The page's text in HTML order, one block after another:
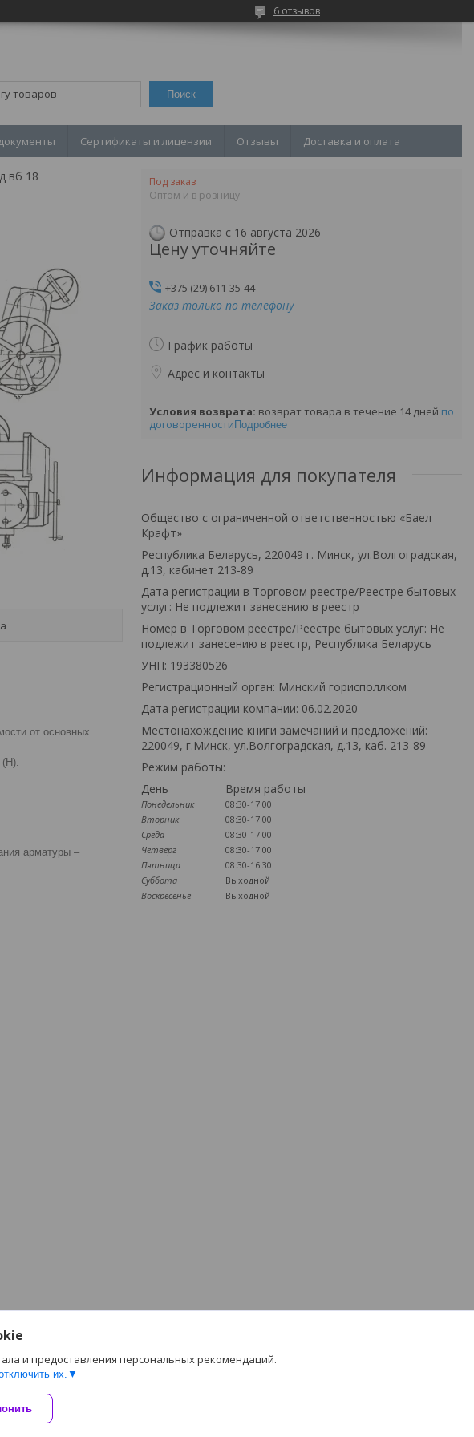
6 отзывов
Поиск
Сертификаты и лицензии Отзывы Доставка и оплата
вб 18
от основных
арматуры –
Под заказ
Оптом и в розницу
Отправка с 16 августа 2026
Цену уточняйте
+375 (29) 611-35-44
Заказ только по телефону
График работы
Адрес и контакты
возврат товара в течение 14 дней по
договоренности Подробнее
Информация для покупателя
Общество с ограниченной ответственностью «Баел
Крафт»
Республика Беларусь, 220049 г. Минск, ул.Волгоградская,
д.13, кабинет 213-89
Дата регистрации в Торговом реестре/Реестре бытовых
услуг: Не подлежит занесению в реестр
Номер в Торговом реестре/Реестре бытовых услуг: Не
подлежит занесению в реестр, Республика Беларусь
УНП: 193380526
Регистрационный орган: Минский горисполлком
Дата регистрации компании: 06.02.2020
Местонахождение книги замечаний и предложений:
220049, г.Минск, ул.Волгоградская, д.13, каб. 213-89
Режим работы:
День
Время работы
Понедельник
08:30-17:00
Вторник
08:30-17:00
Среда
08:30-17:00
Четверг
08:30-17:00
Пятница
08:30-16:30
Суббота
Выходной
Воскресенье
Выходной
и предоставления персональных рекомендаций.
их.